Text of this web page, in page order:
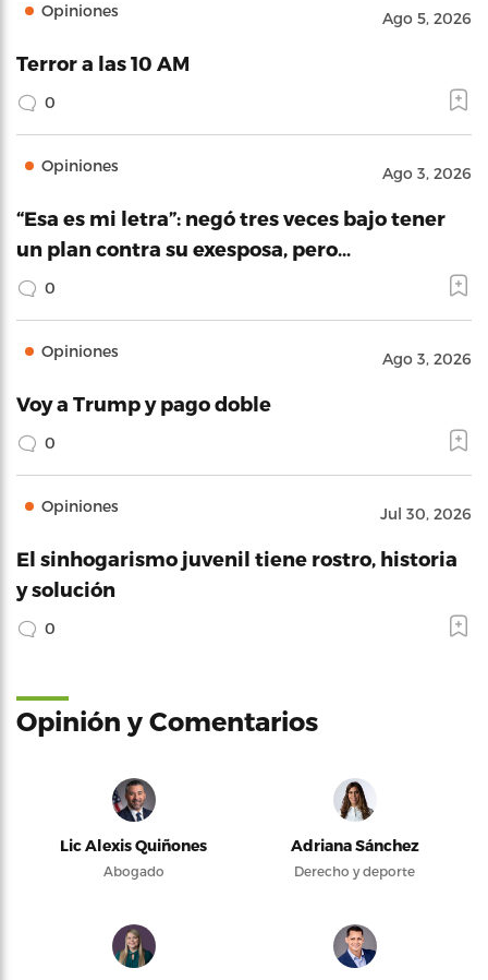
Opiniones Ago 5, 2026
Terror a las 10 AM
0
Opiniones Ago 3, 2026
“Esa es mi letra”: negó tres veces bajo tener
un plan contra su exesposa, pero…
0
Opiniones Ago 3, 2026
Voy a Trump y pago doble
0
Opiniones Jul 30, 2026
El sinhogarismo juvenil tiene rostro, historia
y solución
0
Opinión y Comentarios
Lic Alexis Quiñones
Abogado
Adriana Sánchez
Derecho y deporte